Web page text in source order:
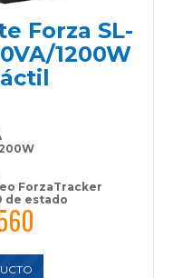
Forza SL-
1200W
ForzaTracker
de estado